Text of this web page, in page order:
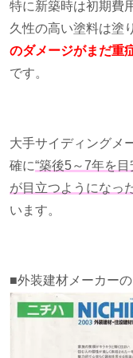
特に新築時は初期費
久性の高い塗料は塗
のダメージがまだ重
です。
大手サイディングメ
確に“築後5～7年を
が目立つようになっ
います。
■外装建材メーカー